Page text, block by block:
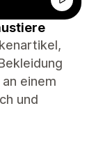
einem
und